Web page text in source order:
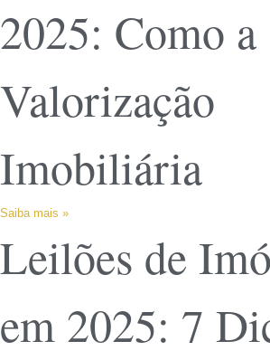
2025: Como a
Valorização
Imobiliária
Saiba mais »
Leilões de
em 2025: 7